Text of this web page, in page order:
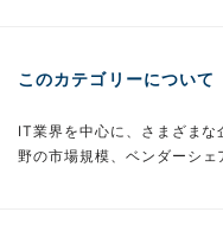
このカテゴリーについて
IT業界を中心に、さまざま
野の市場規模、ベンダーシェ